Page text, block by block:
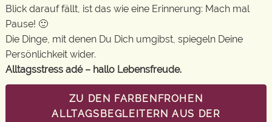
Blick darauf fällt, ist das wie eine Erinnerung: Mach mal
Pause! 🙂
Die Dinge, mit denen Du Dich umgibst, spiegeln Deine
Persönlichkeit wider.
Alltagsstress adé – hallo Lebensfreude.
ZU DEN FARBENFROHEN
ALLTAGSBEGLEITERN AUS DER